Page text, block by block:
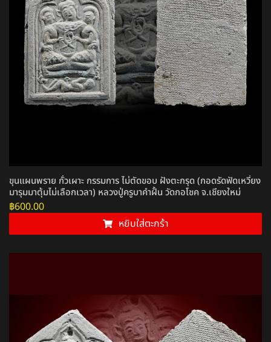
ขุนแผนพราย กั่วเผาะ กรรมการ ไม่ตัดขอบ ฝังตะกรุด (กอดรัดฟัดเหวี่ยง
มารุมมาตุ้มไม่เลือกเวลา) หลวงปู่ครูบาคำฝั้น วัดกอโชค จ.เชียงใหม่
฿600.00
หยิบใส่ตะกร้า